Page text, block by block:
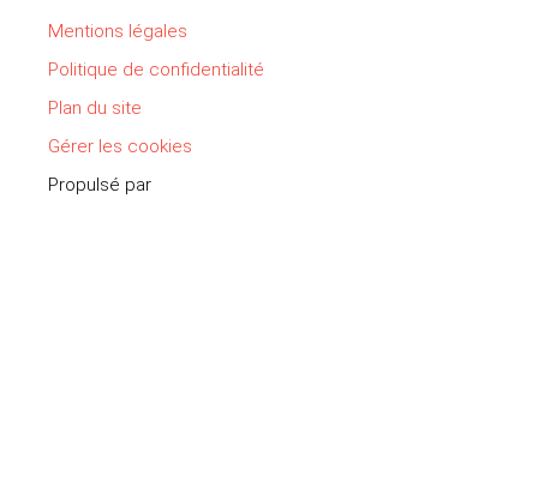
Mentions légales
Politique de confidentialité
Plan du site
Gérer les cookies
Propulsé par